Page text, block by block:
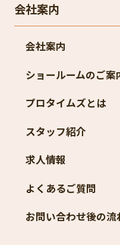
会社案内
会社案内
ショールームのご案
プロタイムズとは
スタッフ紹介
求人情報
よくあるご質問
お問い合わせ後の流